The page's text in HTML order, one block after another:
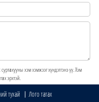
хэм хэмжээг хүндэтгэнэ үү. Хэм
эрхтэй.
тухай
Лого татах